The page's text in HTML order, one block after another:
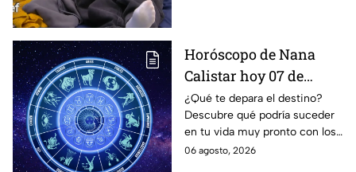
Horóscopo de Nana
Calistar hoy 07 de
agosto; estos signos
podrían dejar de estar
solteros más pronto de
lo que imaginan y
¿Qué te depara el destino?
Descubre qué podría suceder
en tu vida muy pronto con los
horóscopos de Nana Calistar;
06 agosto, 2026